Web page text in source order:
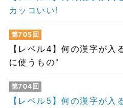
カッコいい!
第705回
【レベル4】何の漢字が
に使うもの"
第704回
【レベル5】何の漢字が